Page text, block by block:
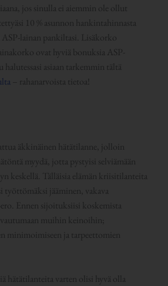
jos sinulla ei aiemmin ole ollut
10 % asunnon hankintahinnasta
lainan pankiltasi. Lisäkorko
ovat hyviä bonuksia ASP-
halutessasi asiaan tarkemmin tältä
– rahanarvoista tietoa!
äkkinäinen hätätilanne, jolloin
myydä, jotta pystyisi selviämään
keskellä. Tälläisia elämän kriisitilanteita
työttömäksi jääminen, vakava
Ennen sijoituksiisi koskemista
muihin keinoihin;
minimoimiseen ja tarpeettomien
hätätilanteita varten olisi hyvä olla